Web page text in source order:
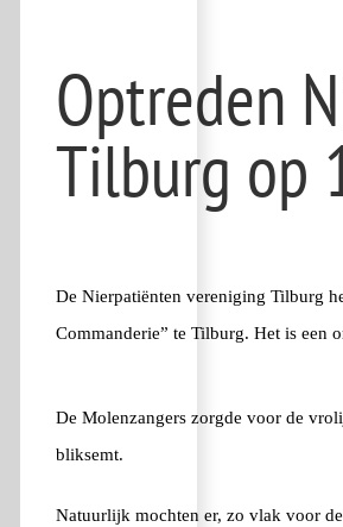
grotere
afbeelding
Optreden
Tilburg op
De Nierpatiënten vereniging Tilburg
Commanderie” te Tilburg. Het is een
De Molenzangers zorgde voor de
bliksemt.
Natuurlijk mochten er, zo vlak voor